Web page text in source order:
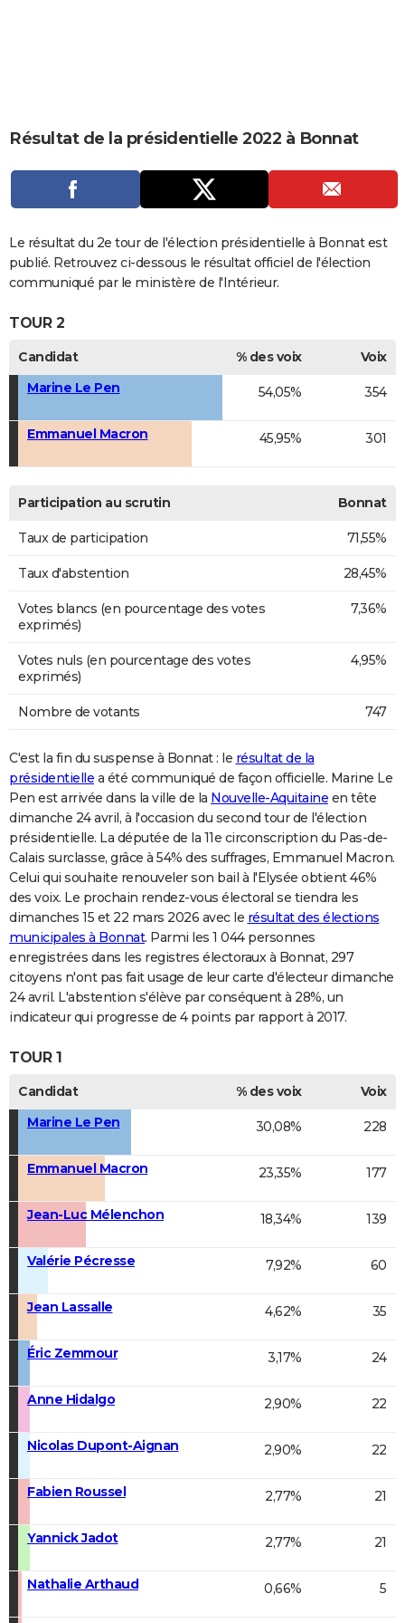
CARTE DE VOEUX
DICTIONNAIRE
Dictionnaire
Biographies
Expressions
Proverbes
PROGRAMME TV
COPAINS D'AVANT
Se connecter
Collèges
Universités
Entreprises
Service militaire
Avis de recherche
AVIS DE DÉCÈS
FORUM
Bricolage
Culture
Television
Voyage
Résultat de la présidentielle 2022 à Bonnat
Le résultat du 2e tour de l'élection présidentielle à Bonnat est
publié. Retrouvez ci-dessous le résultat officiel de l'élection
communiqué par le ministère de l'Intérieur.
TOUR 2
Candidat % des voix
Voix
Marine Le Pen
54,05% 354
Emmanuel Macron 45,95% 301
Participation au scrutin Bonnat
Taux de participation 71,55%
Taux d'abstention 28,45%
Votes blancs (en pourcentage des votes
exprimés)
7,36%
Votes nuls (en pourcentage des votes
exprimés)
4,95%
Nombre de votants 747
C'est la fin du suspense à Bonnat : le résultat de la
présidentielle a été communiqué de façon officielle. Marine Le
Pen est arrivée dans la ville de la Nouvelle-Aquitaine en tête
dimanche 24 avril, à l'occasion du second tour de l'élection
présidentielle. La députée de la 11e circonscription du Pas-de-
Calais surclasse, grâce à 54% des suffrages, Emmanuel Macron.
Celui qui souhaite renouveler son bail à l'Elysée obtient 46%
des voix. Le prochain rendez-vous électoral se tiendra les
dimanches 15 et 22 mars 2026 avec le résultat des élections
municipales à Bonnat. Parmi les 1 044 personnes
enregistrées dans les registres électoraux à Bonnat, 297
citoyens n'ont pas fait usage de leur carte d'électeur dimanche
24 avril. L'abstention s'élève par conséquent à 28%, un
indicateur qui progresse de 4 points par rapport à 2017.
TOUR 1
Candidat % des voix
Voix
Marine Le Pen
30,08% 228
Emmanuel Macron 23,35% 177
Jean-Luc Mélenchon 18,34% 139
Valérie Pécresse 7,92% 60
Jean Lassalle 4,62% 35
Éric Zemmour 3,17% 24
Anne Hidalgo 2,90% 22
Nicolas Dupont-Aignan 2,90% 22
Fabien Roussel 2,77% 21
Yannick Jadot 2,77% 21
Nathalie Arthaud 0,66% 5